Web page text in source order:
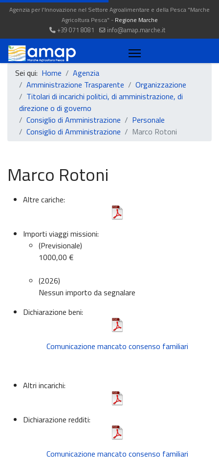
Agenzia per l'Innovazione nel Settore Agroalimentare e della Pesca "Marche
Agricoltura Pesca" - Regione Marche
+39 071 8081
info@amap.marche.it
Sei qui: Home
Agenzia
Amministrazione Trasparente
Organizzazione
Titolari di incarichi politici, di amministrazione, di
direzione o di governo
Consiglio di Amministrazione
Personale
Consiglio di Amministrazione
Marco Rotoni
Marco Rotoni
Altre cariche:
Importi viaggi missioni:
(Previsionale)
1000,00 €
(2026)
Nessun importo da segnalare
Dichiarazione beni:
Comunicazione mancato consenso familiari
Altri incarichi:
Dichiarazione redditi:
Comunicazione mancato consenso familiari